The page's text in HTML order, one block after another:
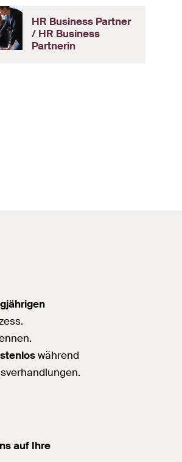
HR Business Partner
/ HR Business
Partnerin
während
auf Ihre